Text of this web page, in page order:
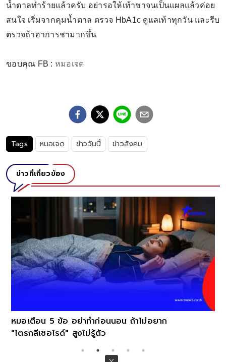
น้ำตาลทำร้ายแล้วครับ อย่ารอให้เท้าชาจนเป็นแผลแล้วค่อย
สนใจ เริ่มจากคุมน้ำตาล ตรวจ HbA1c ดูแลเท้าทุกวัน และรีบ
ตรวจถ้าอาการชามากขึ้น
ขอบคุณ FB : หมอเจด
Tags หมอเจด ข่าววันนี้ ข่าวสังคม
ข่าวที่เกี่ยวข้อง
หมอเตือน 5 ข้อ อย่าทำก่อนนอน ถ้าไม่อยาก
"ไตรกลีเซอไรด์" สูงไม่รู้ตัว